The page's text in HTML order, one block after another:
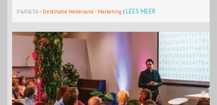
04/08/26 · Destinatie Nederland · Marketing | LEES MEER